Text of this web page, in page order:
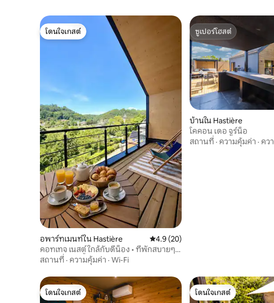
โดนใจเกสต์
โดนใจเกสต์
อพาร์ทเมนท์ใน Hastière คะแนนเฉลี่ย 4.9 จาก 5, 20 รีวิว
4.9 (20)
คอทเทจ เนสต์ ใกล้กับดีน็อง • ที่พักสบายๆ
และอ่างอาบน้ำแบบบัลเนโอ• EV
สถานที่ · ความคุ้มค่า · Wi-Fi
ซูเปอร์โฮสต์
ซูเปอร์โฮสต์
บ้านใน Hastière
โคคอน เดอ จูร์น็อ
สถานที่ · ความคุ้มค่า · คว
โดนใจเกสต์
โดนใจเกสต์
โดนใจเกสต์
โดนใจเกสต์